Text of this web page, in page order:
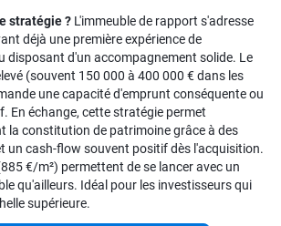
stratégie ? L'immeuble de rapport s'adresse
déjà une première expérience de
disposant d'un accompagnement solide. Le
(souvent 150 000 à 400 000 € dans les
une capacité d'emprunt conséquente ou
En échange, cette stratégie permet
la constitution de patrimoine grâce à des
un cash-flow souvent positif dès l'acquisition.
€/m²) permettent de se lancer avec un
qu'ailleurs. Idéal pour les investisseurs qui
supérieure.